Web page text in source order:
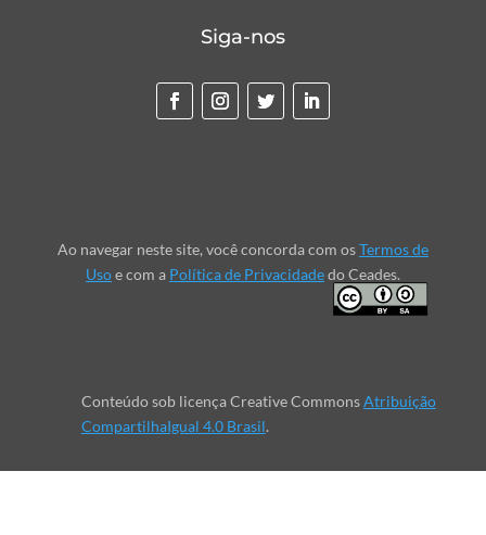
Siga-nos
Ao navegar neste site, você concorda com osTermos de
Usoe com a Política de Privacidadedo Ceades.
Conteúdo sob licença Creative CommonsAtribuição
CompartilhaIgual 4.0 Brasil.